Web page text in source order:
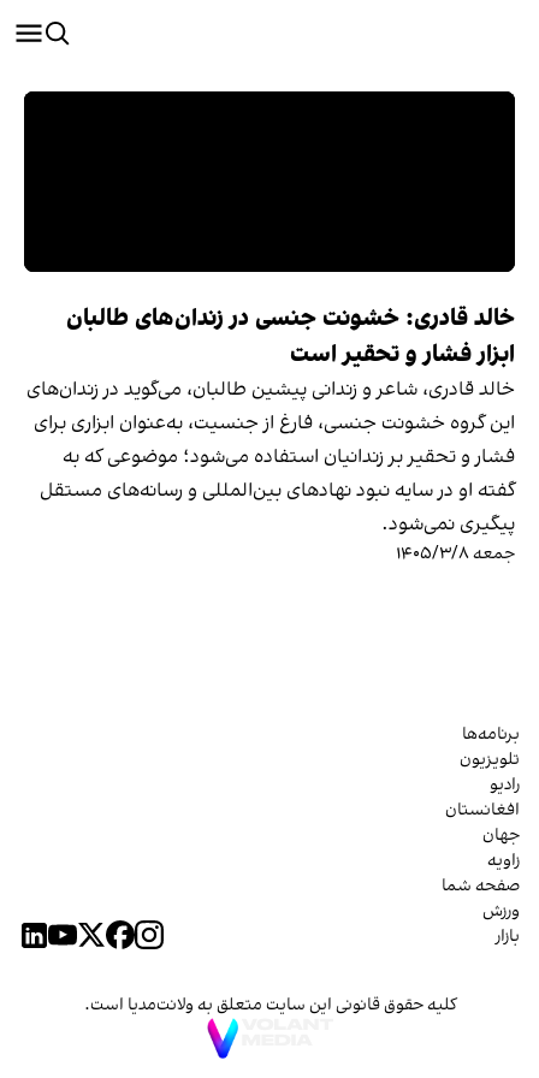
خالد قادری: خشونت جنسی در زندان‌های طالبان
ابزار فشار و تحقیر است
خالد قادری، شاعر و زندانی پیشین طالبان، می‌گوید در زندان‌های
این گروه خشونت جنسی، فارغ از جنسیت، به‌عنوان ابزاری برای
فشار و تحقیر بر زندانیان استفاده می‌شود؛ موضوعی که به
گفته او در سایه نبود نهادهای بین‌المللی و رسانه‌های مستقل
پیگیری نمی‌شود.
جمعه ۱۴۰۵/۳/۸
برنامه‌ها
تلویزیون
رادیو
افغانستان
جهان
زاویه
صفحه شما
ورزش
بازار
کلیه حقوق قانونی این سایت متعلق به ولانت‌مدیا است.